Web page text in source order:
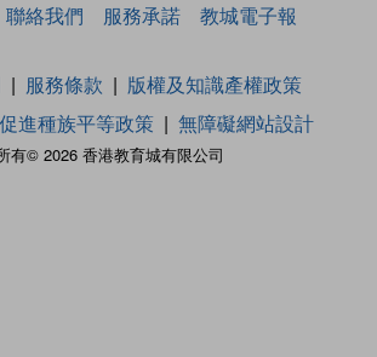
聯絡我們 服務承諾 教城電子報
有© 2026 香港教育城有限公司
服務條款
版權及知識產權政策
促進種族平等政策 無障礙網站設計